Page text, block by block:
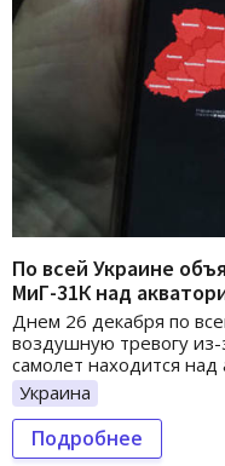
По всей Украине
МиГ-31К над
Днем 26 декабря по
воздушную тревогу
самолет находится
Украина
Подробнее